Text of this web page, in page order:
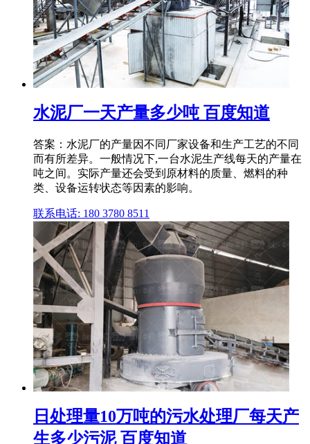
水泥厂一天产量多少吨 百度知道
答案：水泥厂的产量因不同厂家设备和生产工艺的不同
而有所差异。一般情况下,一台水泥生产线每天的产量在
吨之间。实际产量还会受到原材料的质量、燃料的种
类、设备运转状态等因素的影响。
联系电话: 180 3780 8511
日处理量10万吨的污水处理厂每天产
生多少污泥 百度知道